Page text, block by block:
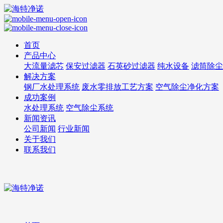
首页
产品中心
大流量滤芯 保安过滤器 石英砂过滤器 纯水设备 滤筒除
解决方案
钢厂水处理系统 废水零排放工艺方案 空气除尘净化方案
成功案例
水处理系统 空气除尘系统
新闻资讯
公司新闻 行业新闻
关于我们
联系我们